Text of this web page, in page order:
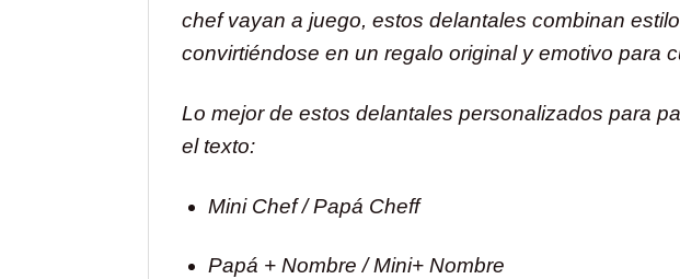
chef vayan a juego, estos delantales combinan
convirtiéndose en un regalo original y emotivo para
Lo mejor de estos delantales personalizados para
el texto:
Mini Chef / Papá Cheff
Papá + Nombre / Mini+ Nombre